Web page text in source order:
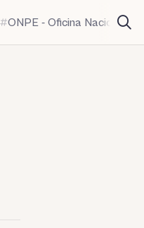
ONPE - Oficina Nacional